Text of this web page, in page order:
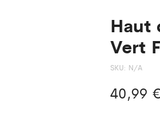
Haut
Vert
SKU: N/A
40,99